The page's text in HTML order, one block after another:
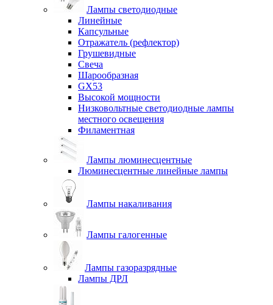
Лампы светодиодные
Линейные
Капсульные
Отражатель (рефлектор)
Грушевидные
Свеча
Шарообразная
GX53
Высокой мощности
Низковольтные светодиодные лампы
местного освещения
Филаментная
Лампы люминесцентные
Люминесцентные линейные лампы
Лампы накаливания
Лампы галогенные
Лампы газоразрядные
Лампы ДРЛ